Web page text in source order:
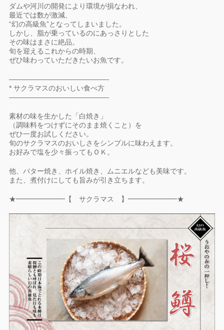
ダムや河川の開発により環境が損なわれ、
最近では数が激減、
“幻の高級魚”となってしまいました。
しかし、脂が乗っているのにあっさりとした
その味はまさに絶品。
旬を迎えるこれからの時期、
ぜひ味わっていただきたいお魚です。
——————————————-
* サクラマスのおいしい食べ方
——————————————-
素材の味を生かした「白焼き」
（調味料をつけずにそのまま焼くこと）を
ぜひ一度お試しください。
旬のサクラマスのおいしさをシンプルに味わえます。
お好みで塩を少々振ってもＯＫ。
他、バター焼き、ホイル焼き、ムニエルなども美味です。
また、煮付けにしても旨みが引き立ちます。
★━━━━━━━【 サクラマス 】━━━━━━━★